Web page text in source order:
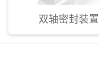
双轴密封装置